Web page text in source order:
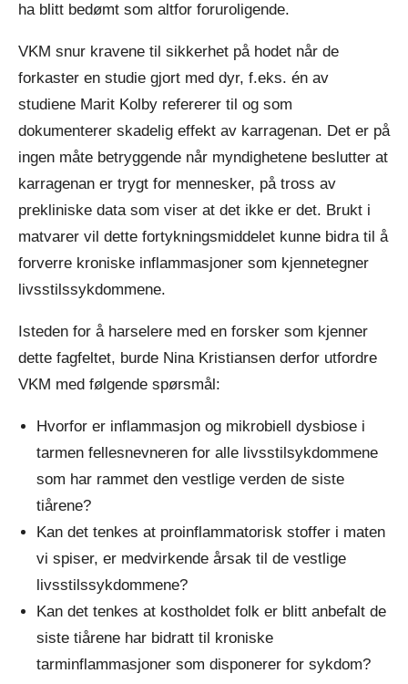
ha blitt bedømt som altfor foruroligende.
VKM snur kravene til sikkerhet på hodet når de
forkaster en studie gjort med dyr, f.eks. én av
studiene Marit Kolby refererer til og som
dokumenterer skadelig effekt av karragenan. Det er på
ingen måte betryggende når myndighetene beslutter at
karragenan er trygt for mennesker, på tross av
prekliniske data som viser at det ikke er det. Brukt i
matvarer vil dette fortykningsmiddelet kunne bidra til å
forverre kroniske inflammasjoner som kjennetegner
livsstilssykdommene.
Isteden for å harselere med en forsker som kjenner
dette fagfeltet, burde Nina Kristiansen derfor utfordre
VKM med følgende spørsmål:
Hvorfor er inflammasjon og mikrobiell dysbiose i
tarmen fellesnevneren for alle livsstilsykdommene
som har rammet den vestlige verden de siste
tiårene?
Kan det tenkes at proinflammatorisk stoffer i maten
vi spiser, er medvirkende årsak til de vestlige
livsstilssykdommene?
Kan det tenkes at kostholdet folk er blitt anbefalt de
siste tiårene har bidratt til kroniske
tarminflammasjoner som disponerer for sykdom?